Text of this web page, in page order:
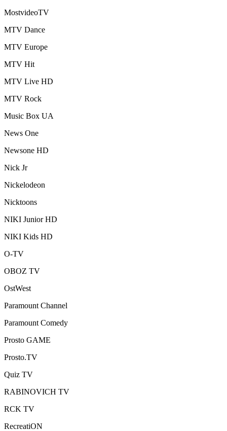
MostvideoTV
MTV Dance
MTV Europe
MTV Hit
MTV Live HD
MTV Rock
Music Box UA
News One
Newsone HD
Nick Jr
Nickelodeon
Nicktoons
NIKI Junior HD
NIKI Kids HD
O-TV
OBOZ TV
OstWest
Paramount Channel
Paramount Comedy
Prosto GAME
Prosto.TV
Quiz TV
RABINOVICH TV
RCK TV
RecreatiON